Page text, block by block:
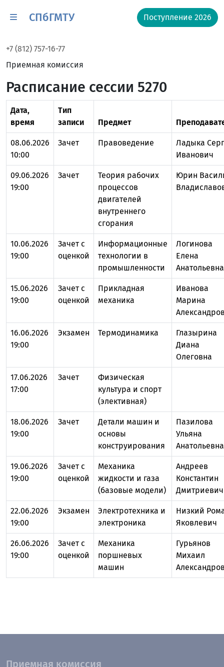
СПбГМТУ Поступление 2026
+7 (812) 757-16-77
Приемная комиссия
Расписание сессии 5270
Дата,
время
Тип
записи
Предмет
08.06.2026
10:00
Зачет Правоведение
Ладыка
Иванович
09.06.2026
19:00
Зачет
Теория рабочих
процессов
двигателей
внутреннего
сгорания
Юрин
10.06.2026
19:00
Зачет с
оценкой
Информационные
технологии в
промышленности
Логинова
Елена
Анатольевна
15.06.2026
19:00
Зачет с
оценкой
Прикладная
механика
Иванова
Марина
16.06.2026
19:00
Экзамен Термодинамика
Глазырина
Диана
Олеговна
17.06.2026
17:00
Зачет
Физическая
культура и спорт
(элективная)
18.06.2026
19:00
Зачет
Детали машин и
основы
конструирования
Пазилова
Ульяна
Анатольевна
19.06.2026
19:00
Зачет с
оценкой
Механика
жидкости и газа
(базовые модели)
Андреев
Константин
Дмитриевич
22.06.2026
19:00
Экзамен
Электротехника и
электроника
Низкий
Яковлевич
26.06.2026
19:00
Зачет с
оценкой
Механика
поршневых
машин
Гурьянов
Михаил
Приемная комиссия